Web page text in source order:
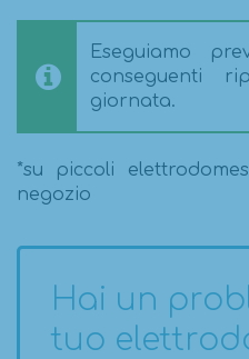
Eseguiamo
conseguenti
giornata.
*su piccoli
negozio
Hai un
tuo